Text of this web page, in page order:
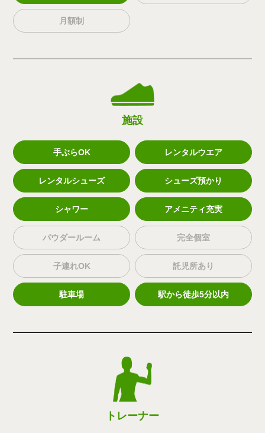
月額制
施設
手ぶらOK レンタルウエア
レンタルシューズ シューズ預かり
シャワー アメニティ充実
パウダールーム 完全個室
子連れOK 託児所あり
駐車場 駅から徒歩5分以内
トレーナー